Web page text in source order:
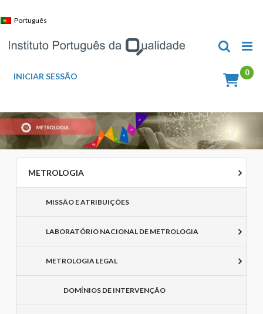
to
Português
INICIAR SESSÃO
METROLOGIA
MISSÃO E ATRIBUIÇÕES
LABORATÓRIO NACIONAL DE METROLOGIA
METROLOGIA LEGAL
DOMÍNIOS DE INTERVENÇÃO